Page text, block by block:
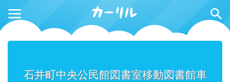
石井町中央公民館図書室移動図書館車